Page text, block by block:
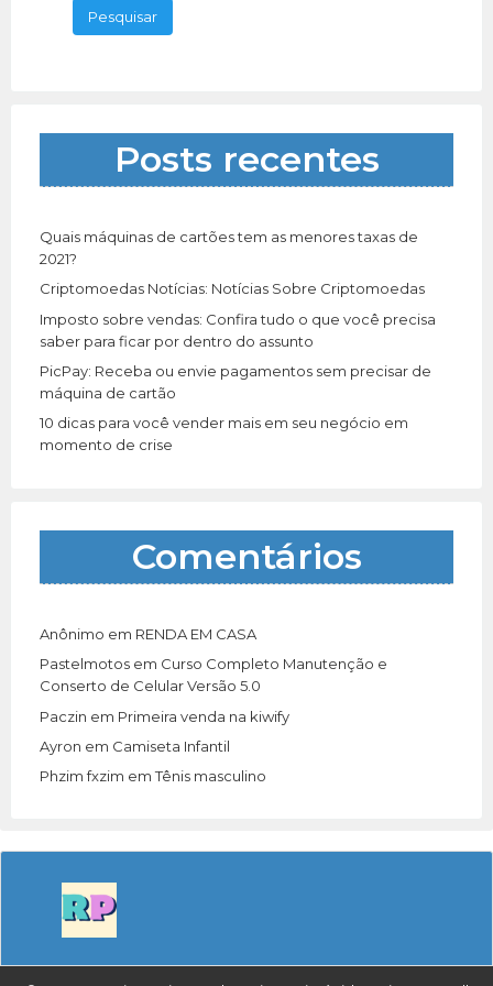
Mercado Pago, Point Pro, pode
1523 total views, 0 today
q
a
r
:
Posts recentes
Quais máquinas de cartões tem as menores taxas de
2021?
Criptomoedas Notícias: Notícias Sobre Criptomoedas
Imposto sobre vendas: Confira tudo o que você precisa
saber para ficar por dentro do assunto
PicPay: Receba ou envie pagamentos sem precisar de
máquina de cartão
10 dicas para você vender mais em seu negócio em
momento de crise
Comentários
Anônimo em RENDA EM CASA
Pastelmotos em Curso Completo Manutenção e
Conserto de Celular Versão 5.0
Paczin em Primeira venda na kiwify
Ayron em Camiseta Infantil
Phzim fxzim emTênis masculino